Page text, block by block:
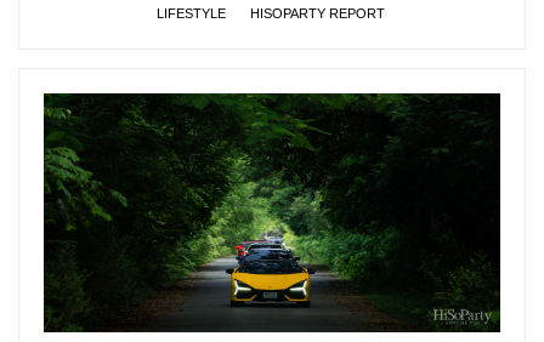
LIFESTYLE HISOPARTY REPORT